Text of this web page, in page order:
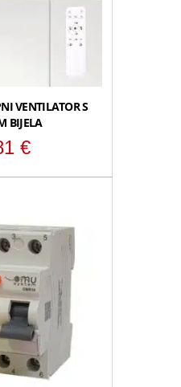
VENTILATOR S
BIJELA
€